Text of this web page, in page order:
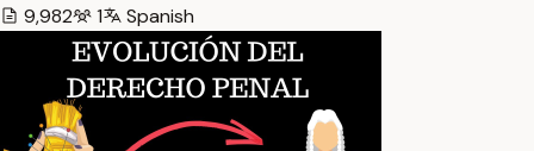
9,982
1 Spanish